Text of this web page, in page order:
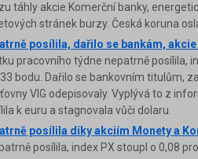
táhly akcie Komerční banky,
stránek burzy. Česká koruna
posílila, dařilo se bankám,
pracovního týdne nepatrně posílila,
bodu. Dařilo se bankovním titulům,
VIG odepisovaly. Vyplývá to z
k euru a stagnovala vůči dolaru.
posílila díky akciím Monety a
posílila, index PX stoupl o 0,08